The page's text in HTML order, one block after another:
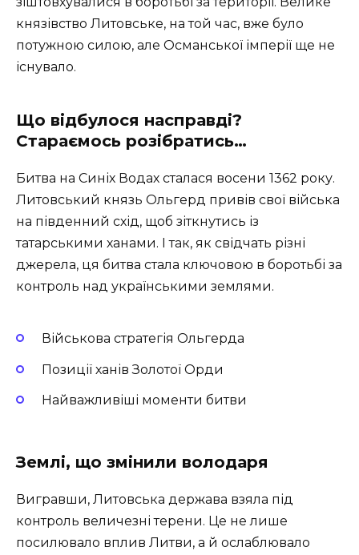
князівство Литовське, на той час, вже було
потужною силою, але Османської імперії ще не
існувало.
Що відбулося насправді?
Стараємось розібратись…
Битва на Синіх Водах сталася восени 1362 року.
Литовський князь Ольгерд привів свої війська
на південний схід, щоб зіткнутись із
татарськими ханами. І так, як свідчать різні
джерела, ця битва стала ключовою в боротьбі за
контроль над українськими землями.
Військова стратегія Ольгерда
Позиції ханів Золотої Орди
Найважливіші моменти битви
Землі, що змінили володаря
Вигравши, Литовська держава взяла під
контроль величезні терени. Це не лише
посилювало вплив Литви, а й ослаблювало